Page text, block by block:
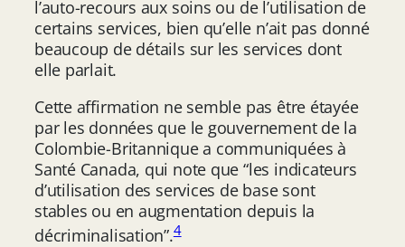
l’auto-recours aux soins ou de l’utilisation de
certains services, bien qu’elle n’ait pas donné
beaucoup de détails sur les services dont
elle parlait.
Cette affirmation ne semble pas être étayée
par les données que le gouvernement de la
Colombie-Britannique a communiquées à
Santé Canada, qui note que “les indicateurs
d’utilisation des services de base sont
stables ou en augmentation depuis la
décriminalisation”.4